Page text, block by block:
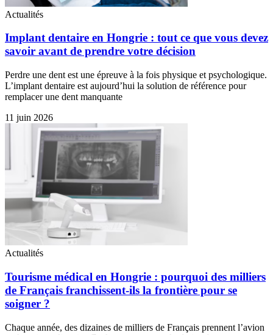
Actualités
Implant dentaire en Hongrie : tout ce que vous devez
savoir avant de prendre votre décision
Perdre une dent est une épreuve à la fois physique et psychologique.
L’implant dentaire est aujourd’hui la solution de référence pour
remplacer une dent manquante
11 juin 2026
Actualités
Tourisme médical en Hongrie : pourquoi des milliers
de Français franchissent-ils la frontière pour se
soigner ?
Chaque année, des dizaines de milliers de Français prennent l’avion